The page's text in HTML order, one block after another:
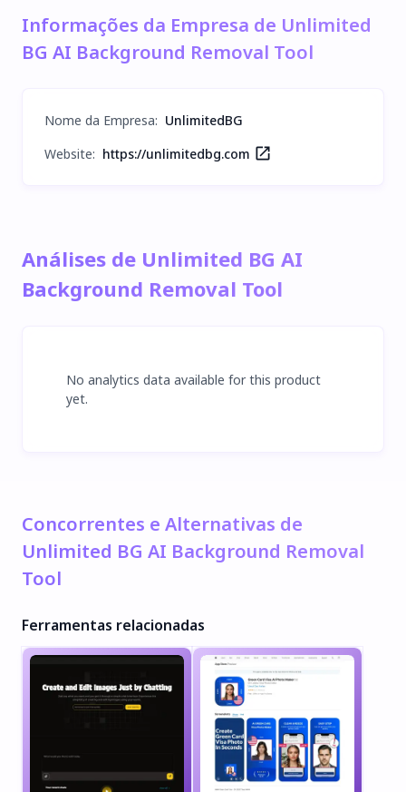
Informações da Empresa de Unlimited
BG AI Background Removal Tool
Nome da Empresa: UnlimitedBG
Website: https://unlimitedbg.com
Análises de Unlimited BG AI
Background Removal Tool
No analytics data available for this product
yet.
Concorrentes e Alternativas de
Unlimited BG AI Background Removal
Tool
Ferramentas relacionadas